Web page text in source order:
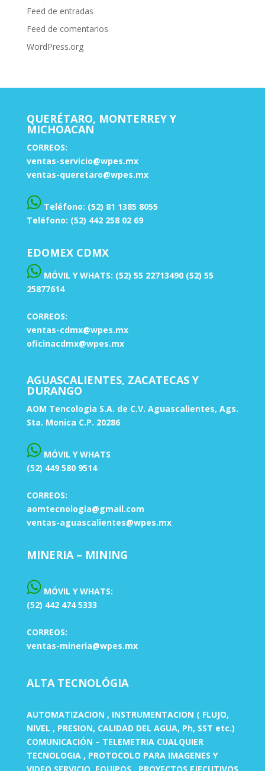
Feed de entradas
Feed de comentarios
WordPress.org
QUERÉTARO, MONTERREY Y
MICHOACAN
CORREOS:
ventas-servicio@wpes.mx
ventas-queretaro@wpes.mx
Teléfono: (52) 81 1385 8055
Teléfono: (52) 442 258 02 69
EDOMEX CDMX
MÓVIL Y WHATS: (52) 55 22713490 (52) 55
25877614
CORREOS:
ventas-cdmx@wpes.mx
oficinacdmx@wpes.mx
AGUASCALIENTES, ZACATECAS Y
DURANGO
AOM Tencologia S.A. de C.V. Aguascalientes, Ags.
Sta. Monica C.P. 20286
MÓVIL Y WHATS
(52) 449 580 9514
CORREOS:
aomtecnologia@gmail.com
ventas-aguascalientes@wpes.mx
MINERIA – MINING
MÓVIL Y WHATS:
(52) 442 474 5333
CORREOS:
ventas-mineria@wpes.mx
ALTA TECNOLÓGIA
AUTOMATIZACION , INSTRUMENTACION ( FLUJO,
NIVEL , PRESION, CALIDAD DEL AGUA, Ph, SST etc.)
COMUNICACIÓN – TELEMETRIA CUALQUIER
TECNOLOGIA , PROTOCOLO PARA IMAGENES Y
VIDEO SERVICIO, EQUIPOS , PROYECTOS EJECUTIVOS